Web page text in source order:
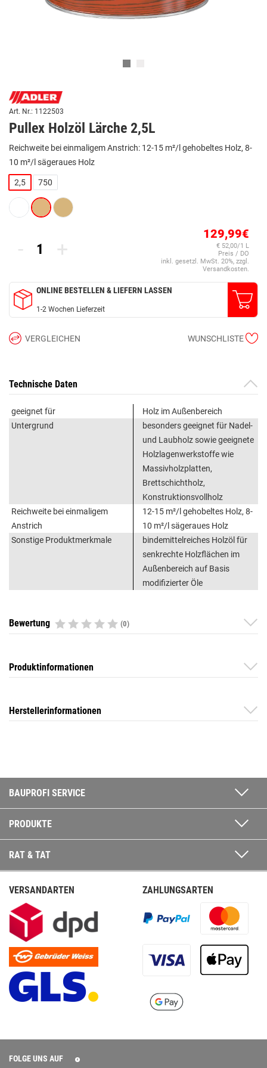
Art. Nr.: 1122503
Pullex Holzöl Lärche 2,5L
Reichweite bei einmaligem Anstrich: 12-15 m²/l gehobeltes Holz, 8-
10 m²/l sägeraues Holz
2,5 750
- +
129,99€
€ 52,00/1 L
Preis / DO
inkl. gesetzl. MwSt. 20%, zzgl.
Versandkosten.
ONLINE BESTELLEN & LIEFERN LASSEN
1-2 Wochen Lieferzeit
VERGLEICHEN WUNSCHLISTE
Technische Daten
geeignet für
Holz im Außenbereich
Untergrund
besonders geeignet für Nadel-
und Laubholz sowie geeignete
Holzlagenwerkstoffe wie
Massivholzplatten,
Brettschichtholz,
Konstruktionsvollholz
Reichweite bei einmaligem
Anstrich
12-15 m²/l gehobeltes Holz, 8-
10 m²/l sägeraues Holz
Sonstige Produktmerkmale
bindemittelreiches Holzöl für
senkrechte Holzflächen im
Außenbereich auf Basis
modifizierter Öle
Bewertung (0)
Produktinformationen
Herstellerinformationen
BAUPROFI SERVICE
PRODUKTE
RAT & TAT
VERSANDARTEN ZAHLUNGSARTEN
FOLGE UNS AUF